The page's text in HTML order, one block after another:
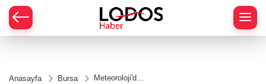
Anasayfa Bursa
Meteoroloji'den